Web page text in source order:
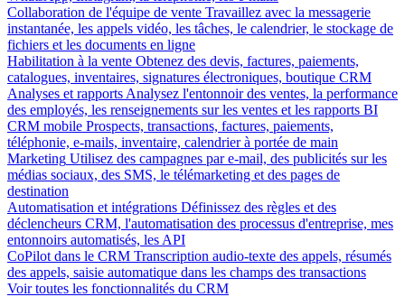
Collaboration de l'équipe de vente Travaillez avec la messagerie
instantanée, les appels vidéo, les tâches, le calendrier, le stockage de
fichiers et les documents en ligne
Habilitation à la vente Obtenez des devis, factures, paiements,
catalogues, inventaires, signatures électroniques, boutique CRM
Analyses et rapports Analysez l'entonnoir des ventes, la performance
des employés, les renseignements sur les ventes et les rapports BI
CRM mobile Prospects, transactions, factures, paiements,
téléphonie, e-mails, inventaire, calendrier à portée de main
Marketing Utilisez des campagnes par e-mail, des publicités sur les
médias sociaux, des SMS, le télémarketing et des pages de
destination
Automatisation et intégrations Définissez des règles et des
déclencheurs CRM, l'automatisation des processus d'entreprise, mes
entonnoirs automatisés, les API
CoPilot dans le CRM Transcription audio-texte des appels, résumés
des appels, saisie automatique dans les champs des transactions
Voir toutes les fonctionnalités du CRM